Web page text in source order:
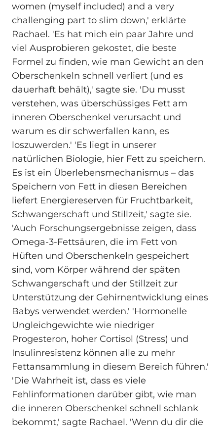
women (myself included) and a very
challenging part to slim down,' erklärte
Rachael. 'Es hat mich ein paar Jahre und
viel Ausprobieren gekostet, die beste
Formel zu finden, wie man Gewicht an den
Oberschenkeln schnell verliert (und es
dauerhaft behält),' sagte sie. 'Du musst
verstehen, was überschüssiges Fett am
inneren Oberschenkel verursacht und
warum es dir schwerfallen kann, es
loszuwerden.' 'Es liegt in unserer
natürlichen Biologie, hier Fett zu speichern.
Es ist ein Überlebensmechanismus – das
Speichern von Fett in diesen Bereichen
liefert Energiereserven für Fruchtbarkeit,
Schwangerschaft und Stillzeit,' sagte sie.
'Auch Forschungsergebnisse zeigen, dass
Omega-3-Fettsäuren, die im Fett von
Hüften und Oberschenkeln gespeichert
sind, vom Körper während der späten
Schwangerschaft und der Stillzeit zur
Unterstützung der Gehirnentwicklung eines
Babys verwendet werden.' 'Hormonelle
Ungleichgewichte wie niedriger
Progesteron, hoher Cortisol (Stress) und
Insulinresistenz können alle zu mehr
Fettansammlung in diesem Bereich führen.'
'Die Wahrheit ist, dass es viele
Fehlinformationen darüber gibt, wie man
die inneren Oberschenkel schnell schlank
bekommt,' sagte Rachael. 'Wenn du dir die